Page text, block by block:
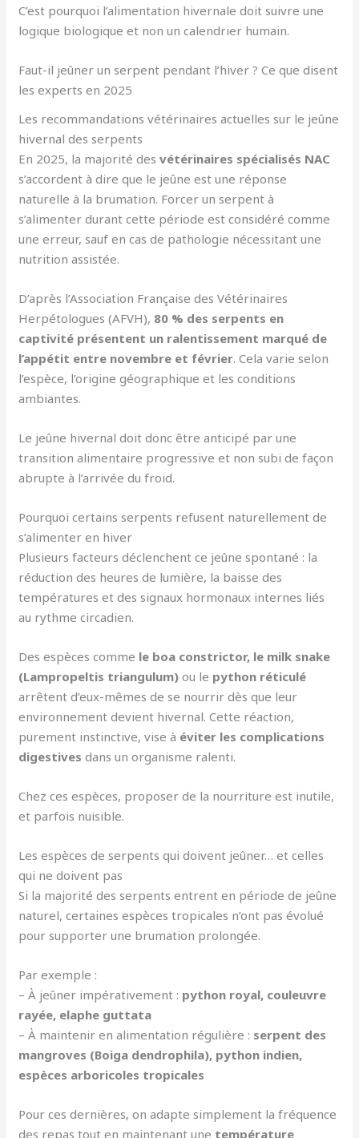
C’est pourquoi l’alimentation hivernale doit suivre une
logique biologique et non un calendrier humain.
Faut-il jeûner un serpent pendant l’hiver ? Ce que disent
les experts en 2025
Les recommandations vétérinaires actuelles sur le jeûne
hivernal des serpents
En 2025, la majorité desvétérinaires spécialisés NAC
s’accordent à dire que le jeûne est une réponse
naturelle à la brumation. Forcer un serpent à
s’alimenter durant cette période est considéré comme
une erreur, sauf en cas de pathologie nécessitant une
nutrition assistée.
D’après l’Association Française des Vétérinaires
Herpétologues (AFVH), 80 % des serpents en
captivité présentent un ralentissement marqué de
l’appétit entre novembre et février. Cela varie selon
l’espèce, l’origine géographique et les conditions
ambiantes.
Le jeûne hivernal doit donc être anticipé par une
transition alimentaire progressive et non subi de façon
abrupte à l’arrivée du froid.
Pourquoi certains serpents refusent naturellement de
s’alimenter en hiver
Plusieurs facteurs déclenchent ce jeûne spontané : la
réduction des heures de lumière, la baisse des
températures et des signaux hormonaux internes liés
au rythme circadien.
Des espèces comme le boa constrictor, le milk snake
(Lampropeltis triangulum) ou le python réticulé
arrêtent d’eux-mêmes de se nourrir dès que leur
environnement devient hivernal. Cette réaction,
purement instinctive, vise à éviter les complications
digestives dans un organisme ralenti.
Chez ces espèces, proposer de la nourriture est inutile,
et parfois nuisible.
Les espèces de serpents qui doivent jeûner… et celles
qui ne doivent pas
Si la majorité des serpents entrent en période de jeûne
naturel, certaines espèces tropicales n’ont pas évolué
pour supporter une brumation prolongée.
Par exemple :
– À jeûner impérativement : python royal, couleuvre
rayée, elaphe guttata
– À maintenir en alimentation régulière : serpent des
mangroves (Boiga dendrophila), python indien,
espèces arboricoles tropicales
Pour ces dernières, on adapte simplement la fréquence
des repas tout en maintenant une température